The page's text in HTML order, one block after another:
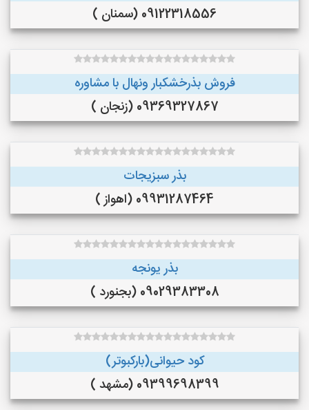
09122318556 (سمنان )
فروش بذرخشکبار ونهال با مشاوره
09369327867 (زنجان )
بذر سبزیجات
09931287464 (اهواز )
بذر یونجه
09029383308 (بجنورد )
کود حیوانی(بارکبوتر)
09399698399 (مشهد )